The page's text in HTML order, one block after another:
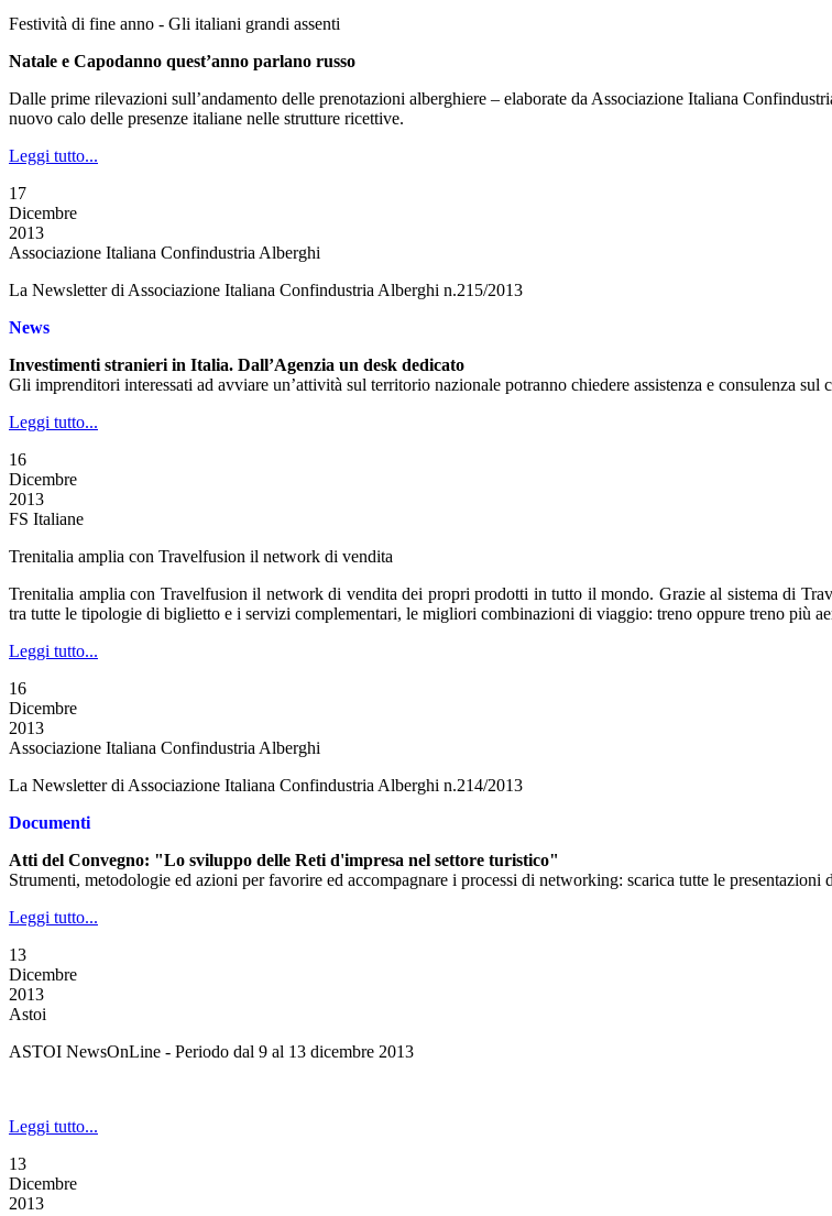
Festività di fine anno - Gli italiani grandi assenti
Natale e Capodanno quest’anno parlano russo
Dalle prime rilevazioni sull’andamento delle prenotazioni alberghiere – elaborate da Associazione Italiana
nuovo calo delle presenze italiane nelle strutture ricettive.
Leggi tutto...
17
Dicembre
2013
Associazione Italiana Confindustria Alberghi
La Newsletter di Associazione Italiana Confindustria Alberghi n.215/2013
News
Investimenti stranieri in Italia. Dall’Agenzia un desk dedicato
Gli imprenditori interessati ad avviare un’attività sul territorio nazionale potranno chiedere assistenza e consulenza
Leggi tutto...
16
Dicembre
2013
FS Italiane
Trenitalia amplia con Travelfusion il network di vendita
Trenitalia amplia con Travelfusion il network di vendita dei propri prodotti in tutto il mondo. Grazie al sistema di
tra tutte le tipologie di biglietto e i servizi complementari, le migliori combinazioni di viaggio: treno oppure treno più
Leggi tutto...
16
Dicembre
2013
Associazione Italiana Confindustria Alberghi
La Newsletter di Associazione Italiana Confindustria Alberghi n.214/2013
Documenti
Atti del Convegno: "Lo sviluppo delle Reti d'impresa nel settore turistico"
Strumenti, metodologie ed azioni per favorire ed accompagnare i processi di networking: scarica tutte le presentazioni
Leggi tutto...
13
Dicembre
2013
Astoi
ASTOI NewsOnLine - Periodo dal 9 al 13 dicembre 2013
Leggi tutto...
13
Dicembre
2013